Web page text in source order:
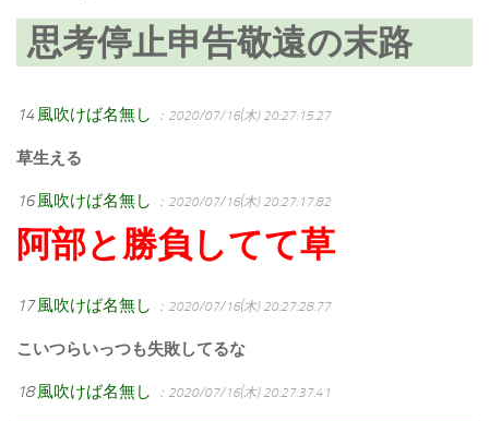
思考停止申告敬遠の末路
14 風吹けば名無し ：2020/07/16(木) 20:27:15.27
草生える
16 風吹けば名無し ：2020/07/16(木) 20:27:17.82
阿部と勝負してて草
17 風吹けば名無し ：2020/07/16(木) 20:27:28.77
こいつらいっつも失敗してるな
18 風吹けば名無し ：2020/07/16(木) 20:27:37.41